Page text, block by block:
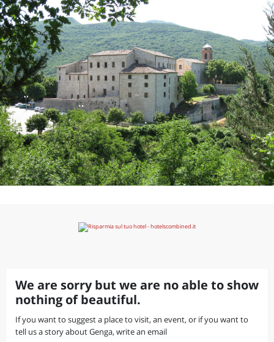
We are sorry but we are no able to show
nothing of beautiful.
If you want to suggest a place to visit, an event, or if you want to
tell us a story about Genga, write an email